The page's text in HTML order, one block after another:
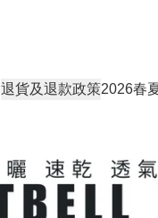
退貨及退款政策2026春